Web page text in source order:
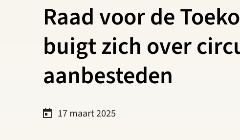
Raad voor de
buigt zich over
aanbesteden
17 maart 2025